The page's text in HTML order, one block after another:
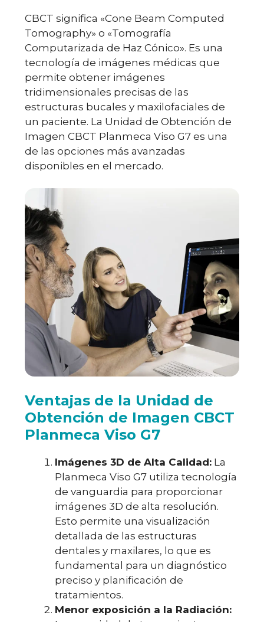
CBCT significa «Cone Beam Computed
Tomography» o «Tomografía
Computarizada de Haz Cónico». Es una
tecnología de imágenes médicas que
permite obtener imágenes
tridimensionales precisas de las
estructuras bucales y maxilofaciales de
un paciente. La Unidad de Obtención de
Imagen CBCT Planmeca Viso G7 es una
de las opciones más avanzadas
disponibles en el mercado.
Ventajas de la Unidad de
Obtención de Imagen CBCT
Planmeca Viso G7
Imágenes 3D de Alta Calidad: La
Planmeca Viso G7 utiliza tecnología
de vanguardia para proporcionar
imágenes 3D de alta resolución.
Esto permite una visualización
detallada de las estructuras
dentales y maxilares, lo que es
fundamental para un diagnóstico
preciso y planificación de
tratamientos.
Menor exposición a la Radiación: